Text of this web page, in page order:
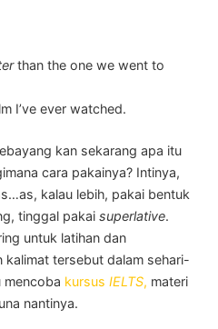
than the one we went to
I’ve ever watched.
kan sekarang apa itu
cara pakainya? Intinya,
kalau lebih, pakai bentuk
tinggal pakai superlative.
untuk latihan dan
kalimat tersebut dalam sehari-
mencoba kursusIELTS, materi
nantinya.